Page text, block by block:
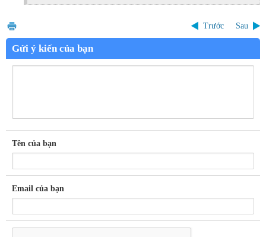
Trước Sau
Gửi ý kiến của bạn
Tên của bạn
Email của bạn